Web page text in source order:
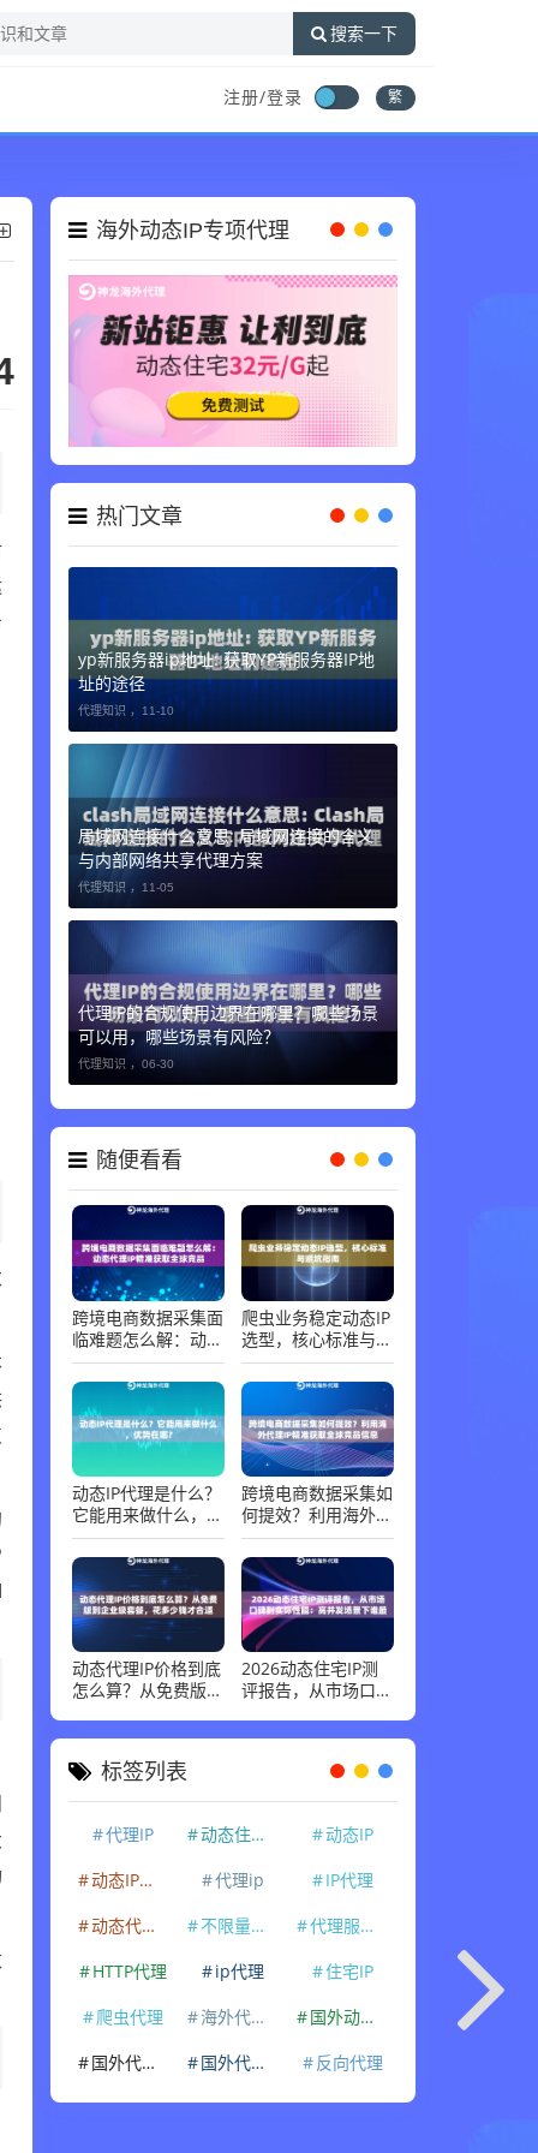
搜索一下
注册/登录 繁
海外动态IP专项代理
热门文章
yp新服务器ip地址: 获取YP新服务器IP地
址的途径
代理知识 ， 11-10
局域网连接什么意思: 局域网连接的含义
与内部网络共享代理方案
代理知识 ， 11-05
代理IP的合规使用边界在哪里？哪些场景
可以用，哪些场景有风险？
代理知识 ， 06-30
随便看看
跨境电商数据采集面
临难题怎么解：动态
代理IP精准获取全球
竞品
爬虫业务稳定动态IP
选型，核心标准与避
坑指南
动态IP代理是什么？
它能用来做什么，优
势在哪？
跨境电商数据采集如
何提效？利用海外代
理IP精准获取全球竞
品信息
动态代理IP价格到底
怎么算？从免费版到
钱才合适
2026动态住宅IP测
评报告，从市场口碑
场景下谁最稳
标签列表
代理IP 动态住宅IP
动态IP
动态IP代理
代理ip
IP代理
动态代理IP
不限量代理IP
代理服务器
HTTP代理
ip代理
住宅IP
爬虫代理
海外代理ip
国外动态IP
国外代理IP
国外代理ip 反向代理